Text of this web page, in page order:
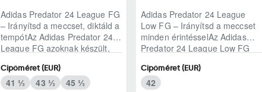
Adidas Predator 24 League FG
– Irányítsd a meccset, diktáld a
tempótAz Adidas Predator 24
League FG azoknak készült,
a ..
Cipőméret (EUR)
41 ⅓ 43 ⅓ 45 ⅓
Adidas Predator 24 League
Low FG – Irányítsd a meccset
minden érintésselAz Adidas
Predator 24 League Low FG
játszani ak..
Cipőméret (EUR)
42